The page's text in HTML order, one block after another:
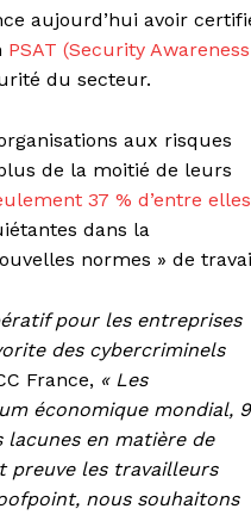
aujourd’hui avoir
PSAT (Security Awareness
du secteur.
aux risques
de la moitié de leurs
37 % d’entre elles
dans la
normes » de
pour les entreprises
des cybercriminels
France, « Les
économique mondial,
en matière de
preuve les travailleurs
nous souhaitons